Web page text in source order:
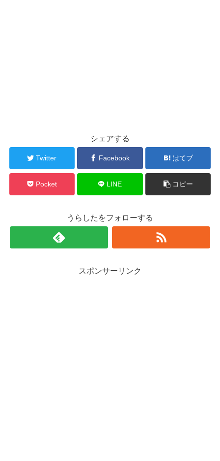
シェアする
Twitter Facebook はてブ
Pocket LINE コピー
うらしたをフォローする
スポンサーリンク